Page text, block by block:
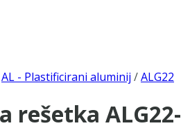
AL - Plastificirani aluminij /ALG22
rešetka ALG22-